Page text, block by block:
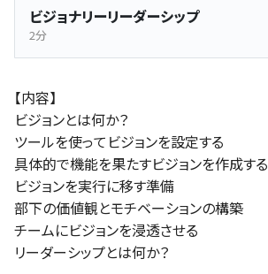
ビジョナリーリーダーシップ
2分
【内容】
ビジョンとは何か？
ツールを使ってビジョンを設定する
具体的で機能を果たすビジョンを作成する
ビジョンを実行に移す準備
部下の価値観とモチベーションの構築
チームにビジョンを浸透させる
リーダーシップとは何か？